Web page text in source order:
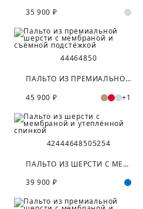
35 900 ₽
44464850
ПАЛЬТО ИЗ ПРЕМИАЛЬНОЙ ШЕРСТИ С МЕМБРАНОЙ И СЪЁМНОЙ ПОДСТЁЖКОЙ
45 900 ₽
+1
42444648505254
ПАЛЬТО ИЗ ШЕРСТИ С МЕМБРАНОЙ И УТЕПЛЁННОЙ СПИНКОЙ
39 900 ₽